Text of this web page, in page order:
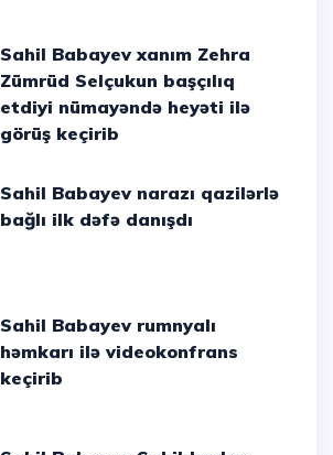
Sahil Babayev xanım Zehra
Zümrüd Selçukun başçılıq
etdiyi nümayəndə heyəti ilə
görüş keçirib
Sahil Babayev narazı qazilərlə
bağlı ilk dəfə danışdı
Sahil Babayev rumnyalı
həmkarı ilə videokonfrans
keçirib